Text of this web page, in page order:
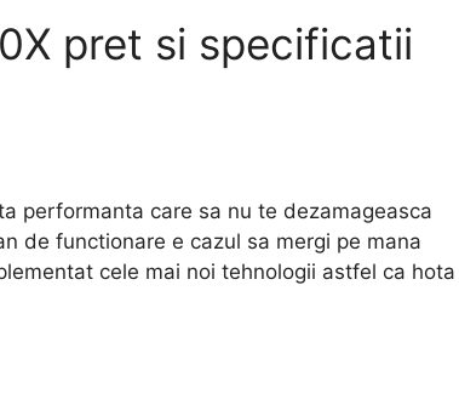
pret si specificatii
care sa nu te dezamageasca
de functionare e cazul sa mergi pe mana
cele mai noi tehnologii astfel ca hota